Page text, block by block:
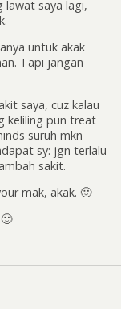
lawat saya lagi,
untuk akak
Tapi jangan
saya, cuz kalau
keliling pun treat
suruh mkn
sy: jgn terlalu
sakit.
mak, akak. 🙂